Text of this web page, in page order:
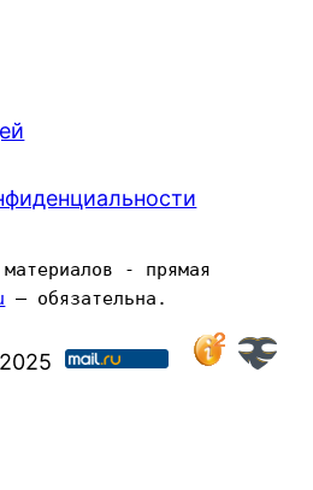
- прямая
— обязательна.